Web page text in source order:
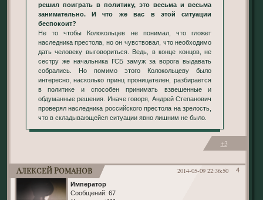
решил поиграть в политику, это весьма и весьма
занимательно. И что же вас в этой ситуации
беспокоит?
Не то чтобы Колокольцев не понимал, что гложет
наследника престола, но он чувствовал, что необходимо
дать человеку выговориться. Ведь, в конце концов, не
сестру же начальника ГСБ замуж за ворога выдавать
собрались. Но помимо этого Колокольцеву было
интересно, насколько принц проницателен, разбирается
в политике и способен принимать взвешенные и
обдуманные решения. Иначе говоря, Андрей Степанович
проверял наследника российского престола на зрелость,
что в складывающейся ситуации явно лишним не было.
+3
4
2014-05-09 22:36:50
Алексей Романов
Император
Сообщений: 67